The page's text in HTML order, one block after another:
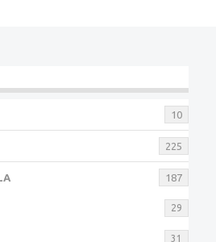
10
225
187
29
31